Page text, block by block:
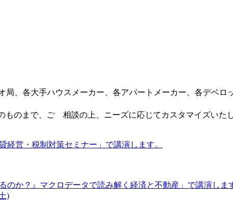
、各大手ハウスメーカー、各アパートメーカー、各デベロ
ものまで、ご゙相談の上、ニーズに応じてカスタマイズいたし
経営・税制対策セミナー」で講演します。
か？』マクロデータで読み解く経済と不動産」で講演しま
)